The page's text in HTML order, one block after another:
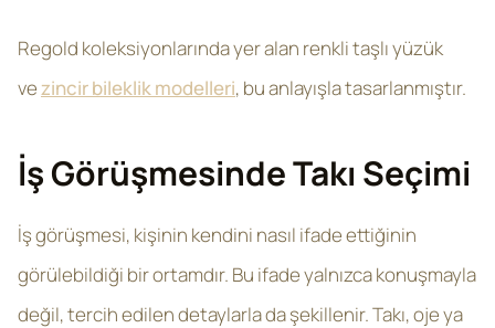
Regold koleksiyonlarında yer alan renkli taşlı yüzük
vezincir bileklik modelleri, bu anlayışla tasarlanmıştır.
İş Görüşmesinde Takı Seçimi
İş görüşmesi, kişinin kendini nasıl ifade ettiğinin
görülebildiği bir ortamdır. Bu ifade yalnızca konuşmayla
değil, tercih edilen detaylarla da şekillenir. Takı, oje ya